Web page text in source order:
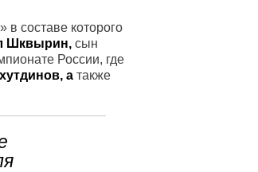
в составе которого
Шквырин, сын
России, где
а также